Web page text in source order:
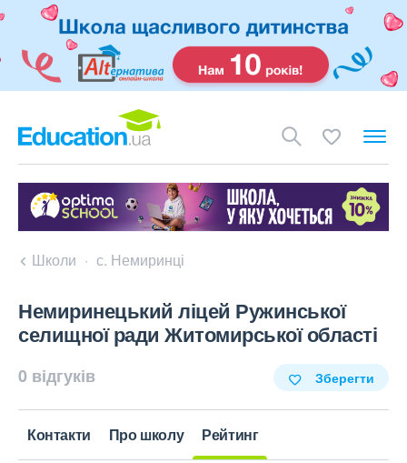
Школи с. Немиринці
Немиринецький ліцей Ружинської
селищної ради Житомирської області
0 відгуків Зберегти
Контакти Про школу Рейтинг